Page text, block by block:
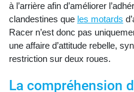
à l’arrière afin d’améliorer
clandestines que les motards
Racer n’est donc pas
une affaire d’attitude rebelle,
restriction sur deux roues.
La compréhension